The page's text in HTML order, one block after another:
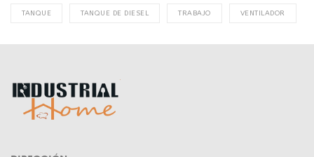
TANQUE TANQUE DE DIESEL TRABAJO VENTILADOR